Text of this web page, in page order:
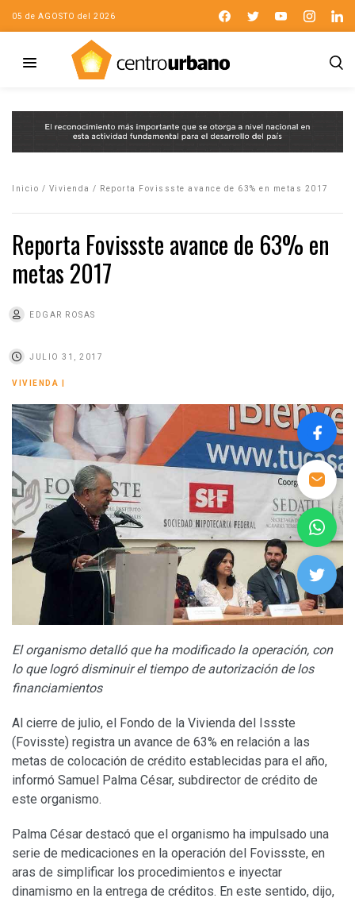
05 de AGOSTO del 2026
Inicio / Vivienda / Reporta Fovissste avance de 63% en metas 2017
Reporta Fovissste avance de 63% en
metas 2017
EDGAR ROSAS
JULIO 31, 2017
VIVIENDA
El organismo detalló que ha modificado la operación, con
lo que logró disminuir el tiempo de autorización de los
financiamientos
Al cierre de julio, el Fondo de la Vivienda del Issste
(Fovisste) registra un avance de 63% en relación a las
metas de colocación de crédito establecidas para el año,
informó Samuel Palma César, subdirector de crédito de
este organismo.
Palma César destacó que el organismo ha impulsado una
serie de medicaciones en la operación del Fovissste, en
aras de simplificar los procedimientos e inyectar
dinamismo en la entrega de créditos. En este sentido, dijo,